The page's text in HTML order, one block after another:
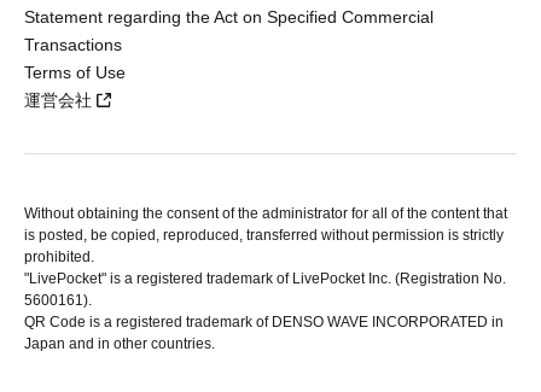
Statement regarding the Act on Specified Commercial
Transactions
Terms of Use
運営会社
Without obtaining the consent of the administrator for all of the content that
is posted, be copied, reproduced, transferred without permission is strictly
prohibited.
"LivePocket" is a registered trademark of LivePocket Inc. (Registration No.
5600161).
QR Code is a registered trademark of DENSO WAVE INCORPORATED in
Japan and in other countries.